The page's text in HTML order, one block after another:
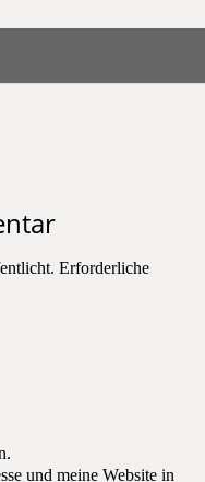
Erforderliche
und meine Website in